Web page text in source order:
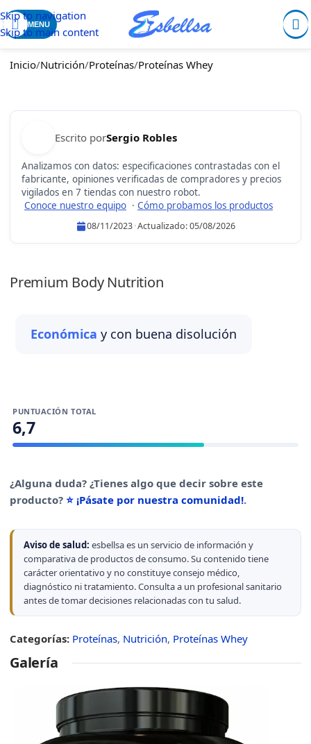
Skip to navigation
Skip to main content
MENU
Inicio/Nutrición/Proteínas/Proteínas Whey
Escrito porSergio Robles
Analizamos con datos: especificaciones contrastadas con el
fabricante, opiniones verificadas de compradores y precios
vigilados en 7 tiendas con nuestro robot.
Conoce nuestro equipo · Cómo probamos los productos
08/11/2023·Actualizado:05/08/2026
Premium Body Nutrition
Económica y con buena disolución
PUNTUACIÓN TOTAL
6,7
¿Alguna duda? ¿Tienes algo que decir sobre este
producto? ⭐ ¡Pásate por nuestra comunidad!.
Aviso de salud: esbellsa es un servicio de información y
comparativa de productos de consumo. Su contenido tiene
carácter orientativo y no constituye consejo médico,
diagnóstico ni tratamiento. Consulta a un profesional sanitario
antes de tomar decisiones relacionadas con tu salud.
Categorías: Proteínas, Nutrición, Proteínas Whey
Galería